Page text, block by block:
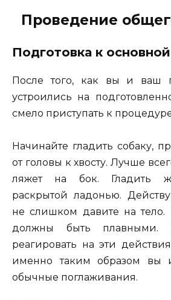
Проведение
Подготовка к
После того, как вы и ваш
устроились на
смело приступать к
Начинайте гладить собаку,
от головы к хвосту. Лучше
ляжет на бок. Гладить
раскрытой ладонью.
не слишком давите на
должны быть плавными.
реагировать на эти
именно таким образом вы
обычные поглаживания.